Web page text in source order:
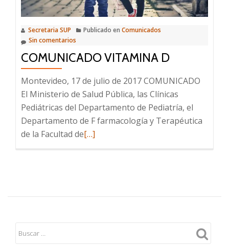
Pediatría
Secretaria SUP Publicado en Comunicados
Sin comentarios
COMUNICADO VITAMINA D
Montevideo, 17 de julio de 2017 COMUNICADO
El Ministerio de Salud Pública, las Clínicas
Pediátricas del Departamento de Pediatría, el
Departamento de F farmacología y Terapéutica
de la Facultad deLeer
D
[…]